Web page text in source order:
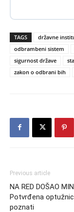
TAGS državne
odbrambeni sistem
sigurnost države
zakon o odbrani bih
Previous article
NA RED DOŠAO
Potvrđena
poznati